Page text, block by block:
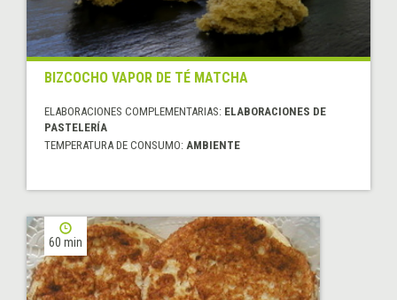
BIZCOCHO VAPOR DE TÉ MATCHA
ELABORACIONES COMPLEMENTARIAS: ELABORACIONES DE
PASTELERÍA
TEMPERATURA DE CONSUMO: AMBIENTE
60 min